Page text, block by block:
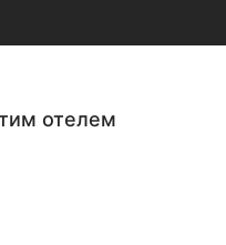
отелем